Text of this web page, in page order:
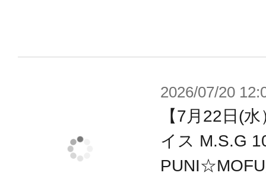
品のみで本体は完成しません。
の頭部に Chaos ＆ Prettyフェイス
同士の干渉が起こることがあります
あくまで改造を楽しむためのベース
2026/07/20
【7月22日(
イス M.S.G